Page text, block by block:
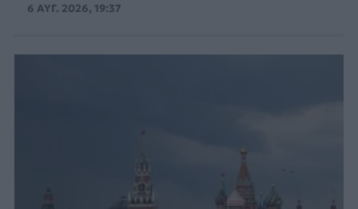
6 ΑΥΓ. 2026, 19:37